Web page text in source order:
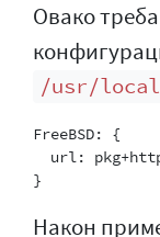
Овако
/usr/
FreeBSD: {
url:
Након